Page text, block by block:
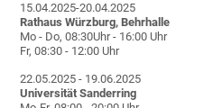
15.04.2025-20.04.2025
Rathaus Würzburg, Behrhalle
Mo - Do, 08:30Uhr - 16:00 Uhr
Fr, 08:30 - 12:00 Uhr
22.05.2025 - 19.06.2025
Universität Sanderring